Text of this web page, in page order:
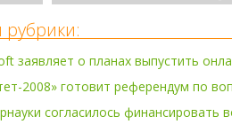
заявляет о планах выпустить
2008» готовит референдум по
согласилось финансировать